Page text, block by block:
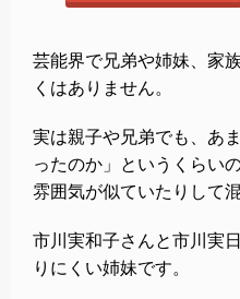
芸能界で兄弟や姉妹、家
くはありません。
実は親子や兄弟でも、あ
ったのか」というくらい
雰囲気が似ていたりして
市川実和子さんと市川実
りにくい姉妹です。